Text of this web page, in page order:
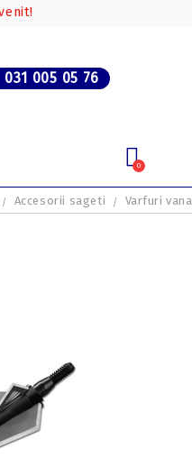
031 005 05 76
0
Accesorii sageti Varfuri